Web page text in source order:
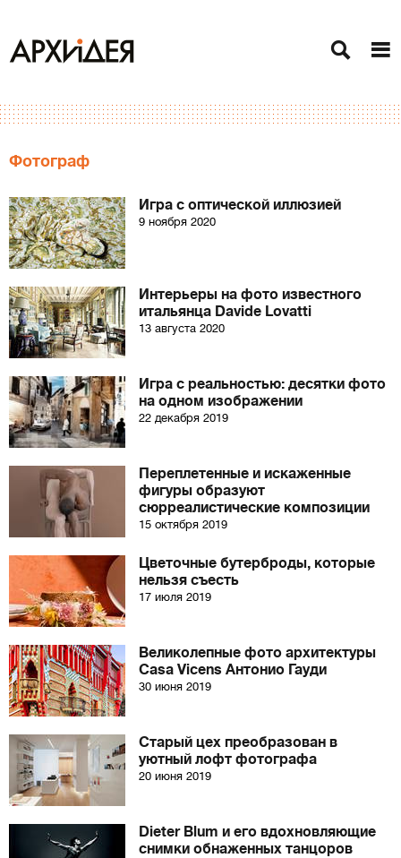
Фотограф
Игра с оптической иллюзией
9 ноября 2020
Интерьеры на фото известного
итальянца Davide Lovatti
13 августа 2020
Игра с реальностью: десятки фото
на одном изображении
22 декабря 2019
Переплетенные и искаженные
фигуры образуют
сюрреалистические композиции
15 октября 2019
Цветочные бутерброды, которые
нельзя съесть
17 июля 2019
Великолепные фото архитектуры
Casa Vicens Антонио Гауди
30 июня 2019
Старый цех преобразован в
уютный лофт фотографа
20 июня 2019
Dieter Blum и его вдохновляющие
снимки обнаженных танцоров